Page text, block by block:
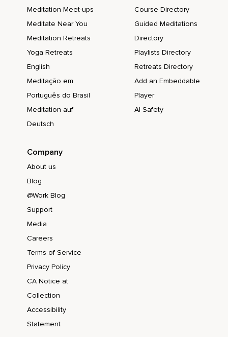
Tómate unos minutos nuevamente,
Cierra tus ojos y crea esa pirámide.
Espero que este ejercicio tan poderoso te sirva para
mantenerte allí,
En tu nivel energético,
Bendiciones hermoso ángel cristalino y recuerda que te
Namasté.
Meditation Meet-ups
Meditate Near You
Meditation Retreats
Yoga Retreats
English
Meditação em
Português do Brasil
Meditation auf
Deutsch
Course Directory
Guided Meditations
Directory
Playlists Directory
Retreats Directory
Add an Embeddable
Player
AI Safety
Company
About us
Blog
@Work Blog
Support
Media
Careers
Terms of Service
Privacy Policy
CA Notice at
Collection
Accessibility
Statement